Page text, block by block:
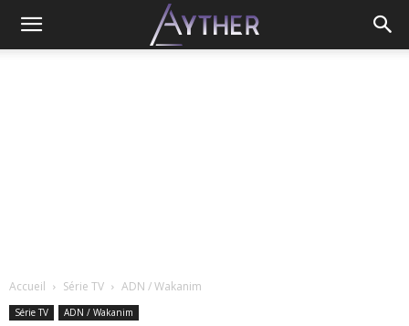
Accueil Série TV ADN / Wakanim
Série TV ADN / Wakanim